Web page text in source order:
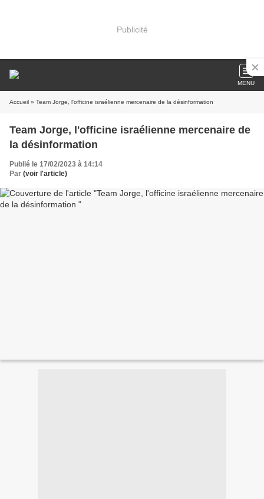
Publicité
MENU
Accueil » Team Jorge, l'officine israélienne mercenaire de la désinformation
Team Jorge, l'officine israélienne mercenaire de
la désinformation
Publié le 17/02/2023 à 14:14
Par (voir l'article)